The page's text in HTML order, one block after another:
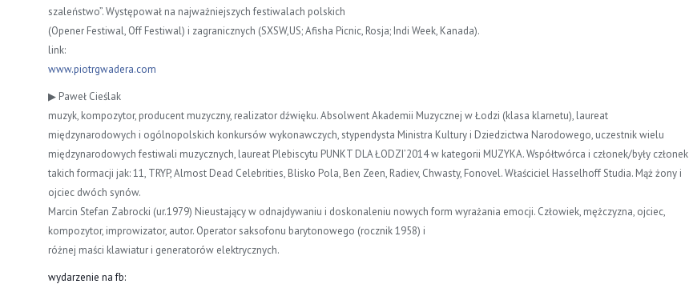
szaleństwo”. Występował na najważniejszych festiwalach polskich
(Opener Festiwal, Off Festiwal) i zagranicznych (SXSW,US; Afisha Picnic, Rosja; Indi Week, Kanada).
link:
www.piotrgwadera.com
▶ Paweł Cieślak
muzyk, kompozytor, producent muzyczny, realizator dźwięku. Absolwent Akademii Muzycznej w Łodzi (klasa klarnetu), laureat
międzynarodowych i ogólnopolskich konkursów wykonawczych, stypendysta Ministra Kultury i Dziedzictwa Narodowego, uczestnik wielu
międzynarodowych festiwali muzycznych, laureat Plebiscytu PUNKT DLA ŁODZI’2014 w kategorii MUZYKA. Współtwórca i członek/były członek
takich formacji jak: 11, TRYP, Almost Dead Celebrities, Blisko Pola, Ben Zeen, Radiev, Chwasty, Fonovel. Właściciel Hasselhoff Studia. Mąż żony i
ojciec dwóch synów.
Marcin Stefan Zabrocki (ur.1979) Nieustający w odnajdywaniu i doskonaleniu nowych form wyrażania emocji. Człowiek, mężczyzna, ojciec,
kompozytor, improwizator, autor. Operator saksofonu barytonowego (rocznik 1958) i
różnej maści klawiatur i generatorów elektrycznych.
wydarzenie na fb: